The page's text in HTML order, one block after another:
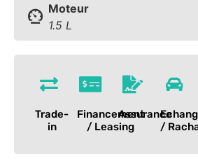
Moteur
1.5 L
Trade-
in
Financement
/ Leasing
Assurance
/